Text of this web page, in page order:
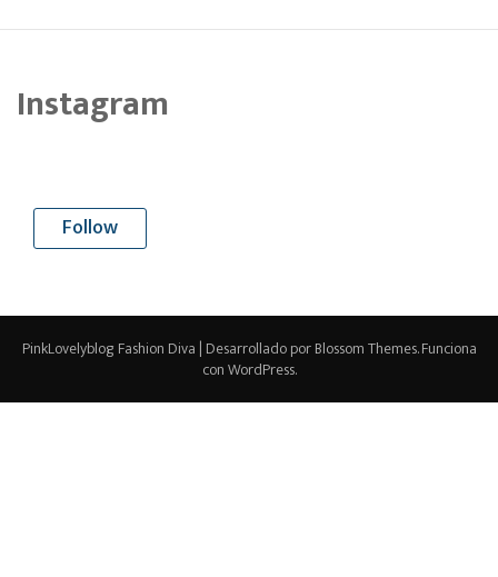
Instagram
Follow
PinkLovelyblog Fashion Diva | Desarrollado porBlossom Themes. Funciona
conWordPress.